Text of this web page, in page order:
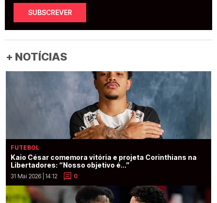
SUBSCREVER
+ NOTÍCIAS
FUTEBOL
Kaio César comemora vitória e projeta Corinthians na
Libertadores: “Nosso objetivo é...”
31 Mai 2026 | 14:12 0